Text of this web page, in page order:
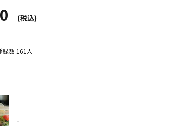
(税込)
録数 161 人
-